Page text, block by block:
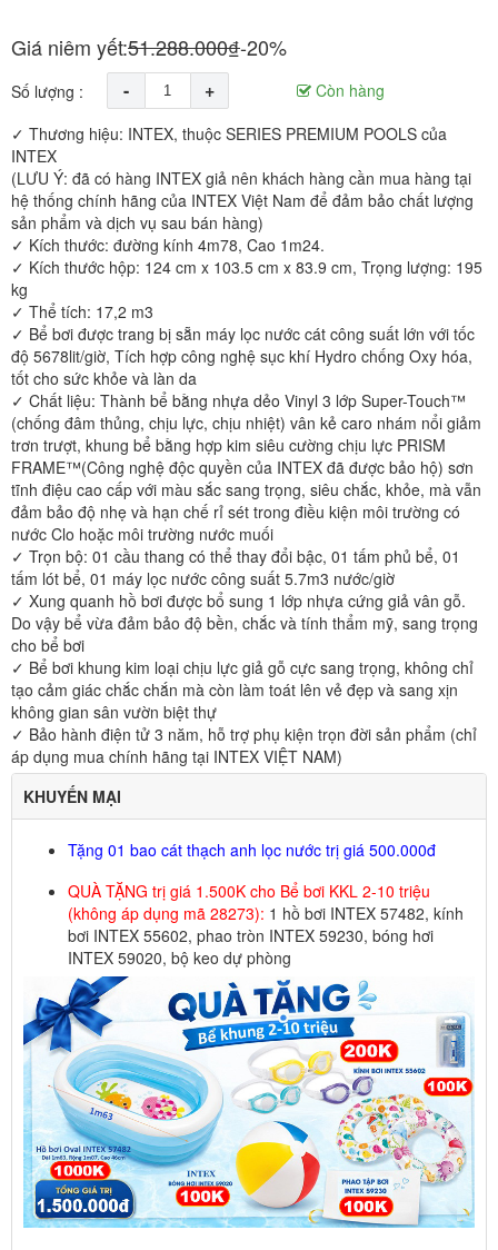
Giá niêm yết:51.288.000₫-20%
Số lượng : - +
Còn hàng
✓ Thương hiệu: INTEX, thuộc SERIES PREMIUM POOLS của
INTEX
(LƯU Ý: đã có hàng INTEX giả nên khách hàng cần mua hàng tại
hệ thống chính hãng của INTEX Việt Nam để đảm bảo chất lượng
sản phẩm và dịch vụ sau bán hàng)
✓ Kích thước: đường kính 4m78, Cao 1m24.
✓ Kích thước hộp: 124 cm x 103.5 cm x 83.9 cm, Trọng lượng: 195
kg
✓ Thể tích: 17,2 m3
✓ Bể bơi được trang bị sẵn máy lọc nước cát công suất lớn với tốc
độ 5678lit/giờ, Tích hợp công nghệ sục khí Hydro chống Oxy hóa,
tốt cho sức khỏe và làn da
✓ Chất liệu: Thành bể bằng nhựa dẻo Vinyl 3 lớp Super-Touch™
(chống đâm thủng, chịu lực, chịu nhiệt) vân kẻ caro nhám nổi giảm
trơn trượt, khung bể bằng hợp kim siêu cường chịu lực PRISM
FRAME™(Công nghệ độc quyền của INTEX đã được bảo hộ) sơn
tĩnh điệu cao cấp với màu sắc sang trọng, siêu chắc, khỏe, mà vẫn
đảm bảo độ nhẹ và hạn chế rỉ sét trong điều kiện môi trường có
nước Clo hoặc môi trường nước muối
✓ Trọn bộ: 01 cầu thang có thể thay đổi bậc, 01 tấm phủ bể, 01
tấm lót bể, 01 máy lọc nước công suất 5.7m3 nước/giờ
✓ Xung quanh hồ bơi được bổ sung 1 lớp nhựa cứng giả vân gỗ.
Do vậy bể vừa đảm bảo độ bền, chắc và tính thẩm mỹ, sang trọng
cho bể bơi
✓ Bể bơi khung kim loại chịu lực giả gỗ cực sang trọng, không chỉ
tạo cảm giác chắc chắn mà còn làm toát lên vẻ đẹp và sang xịn
không gian sân vườn biệt thự
✓ Bảo hành điện tử 3 năm, hỗ trợ phụ kiện trọn đời sản phẩm (chỉ
áp dụng mua chính hãng tại INTEX VIỆT NAM)
KHUYẾN MẠI
Tặng 01 bao cát thạch anh lọc nước trị giá 500.000đ
QUÀ TẶNG trị giá 1.500K cho Bể bơi KKL 2-10 triệu
(không áp dụng mã 28273): 1 hồ bơi INTEX 57482, kính
bơi INTEX 55602, phao tròn INTEX 59230, bóng hơi
INTEX 59020, bộ keo dự phòng